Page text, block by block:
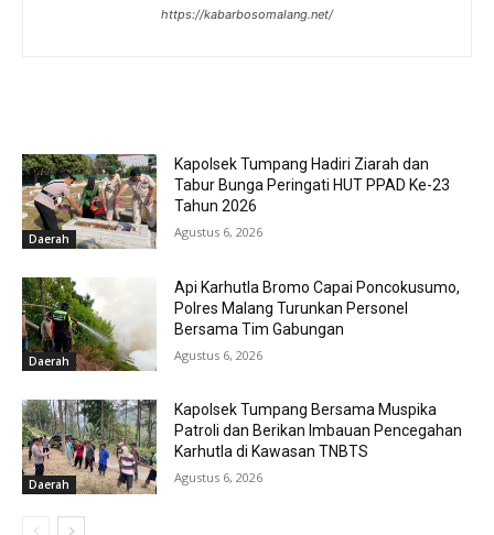
https://kabarbosomalang.net/
Daerah
Kapolsek Tumpang Hadiri Ziarah dan
Tabur Bunga Peringati HUT PPAD Ke-23
Tahun 2026
Agustus 6, 2026
Daerah
Api Karhutla Bromo Capai Poncokusumo,
Polres Malang Turunkan Personel
Bersama Tim Gabungan
Agustus 6, 2026
Daerah
Kapolsek Tumpang Bersama Muspika
Patroli dan Berikan Imbauan Pencegahan
Karhutla di Kawasan TNBTS
Agustus 6, 2026